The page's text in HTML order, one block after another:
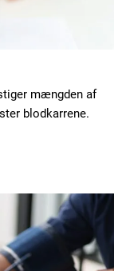
mængden af
blodkarrene.